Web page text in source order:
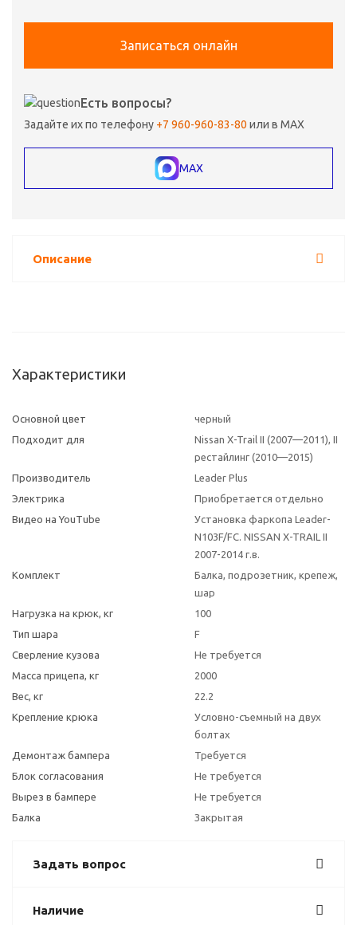
Записаться онлайн
Есть вопросы?
Задайте их по телефону +7 960-960-83-80 или в MAX
MAX
Описание
Характеристики
Основной цвет
черный
Подходит для
Nissan X-Trail II (2007—2011), II
рестайлинг (2010—2015)
Производитель
Leader Plus
Электрика
Приобретается отдельно
Видео на YouTube
Установка фаркопа Leader-
N103F/FC. NISSAN X-TRAIL II
2007-2014 г.в.
Комплект
Балка, подрозетник, крепеж,
шар
Нагрузка на крюк, кг
100
Тип шара
F
Сверление кузова
Не требуется
Масса прицепа, кг
2000
Вес, кг
22.2
Крепление крюка
Условно-съемный на двух
болтах
Демонтаж бампера
Требуется
Блок согласования
Не требуется
Вырез в бампере
Не требуется
Балка
Закрытая
Задать вопрос
Наличие